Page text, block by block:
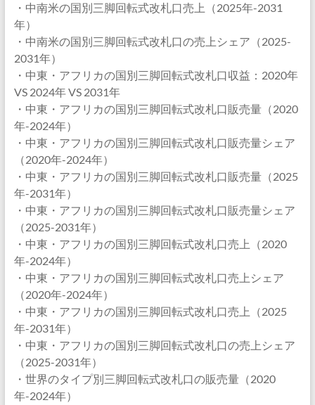
・中南米の国別三脚回転式改札口売上（2025年-2031
年）
・中南米の国別三脚回転式改札口の売上シェア（2025-
2031年）
・中東・アフリカの国別三脚回転式改札口収益：2020年
VS 2024年 VS 2031年
・中東・アフリカの国別三脚回転式改札口販売量（2020
年-2024年）
・中東・アフリカの国別三脚回転式改札口販売量シェア
（2020年-2024年）
・中東・アフリカの国別三脚回転式改札口販売量（2025
年-2031年）
・中東・アフリカの国別三脚回転式改札口販売量シェア
（2025-2031年）
・中東・アフリカの国別三脚回転式改札口売上（2020
年-2024年）
・中東・アフリカの国別三脚回転式改札口売上シェア
（2020年-2024年）
・中東・アフリカの国別三脚回転式改札口売上（2025
年-2031年）
・中東・アフリカの国別三脚回転式改札口の売上シェア
（2025-2031年）
・世界のタイプ別三脚回転式改札口の販売量（2020
年-2024年）